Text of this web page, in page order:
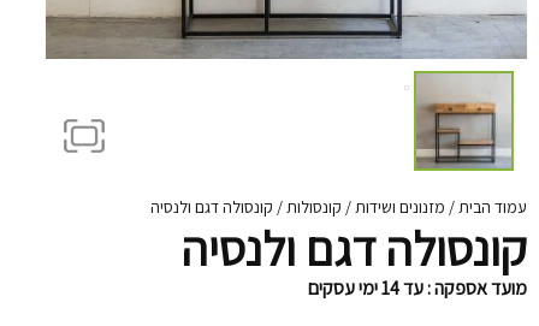
עמוד הבית/מזנונים ושידות/קונסולות/ קונסולה דגם ולנסיה
קונסולה דגם ולנסיה
מועד אספקה : עד 14 ימי עסקים